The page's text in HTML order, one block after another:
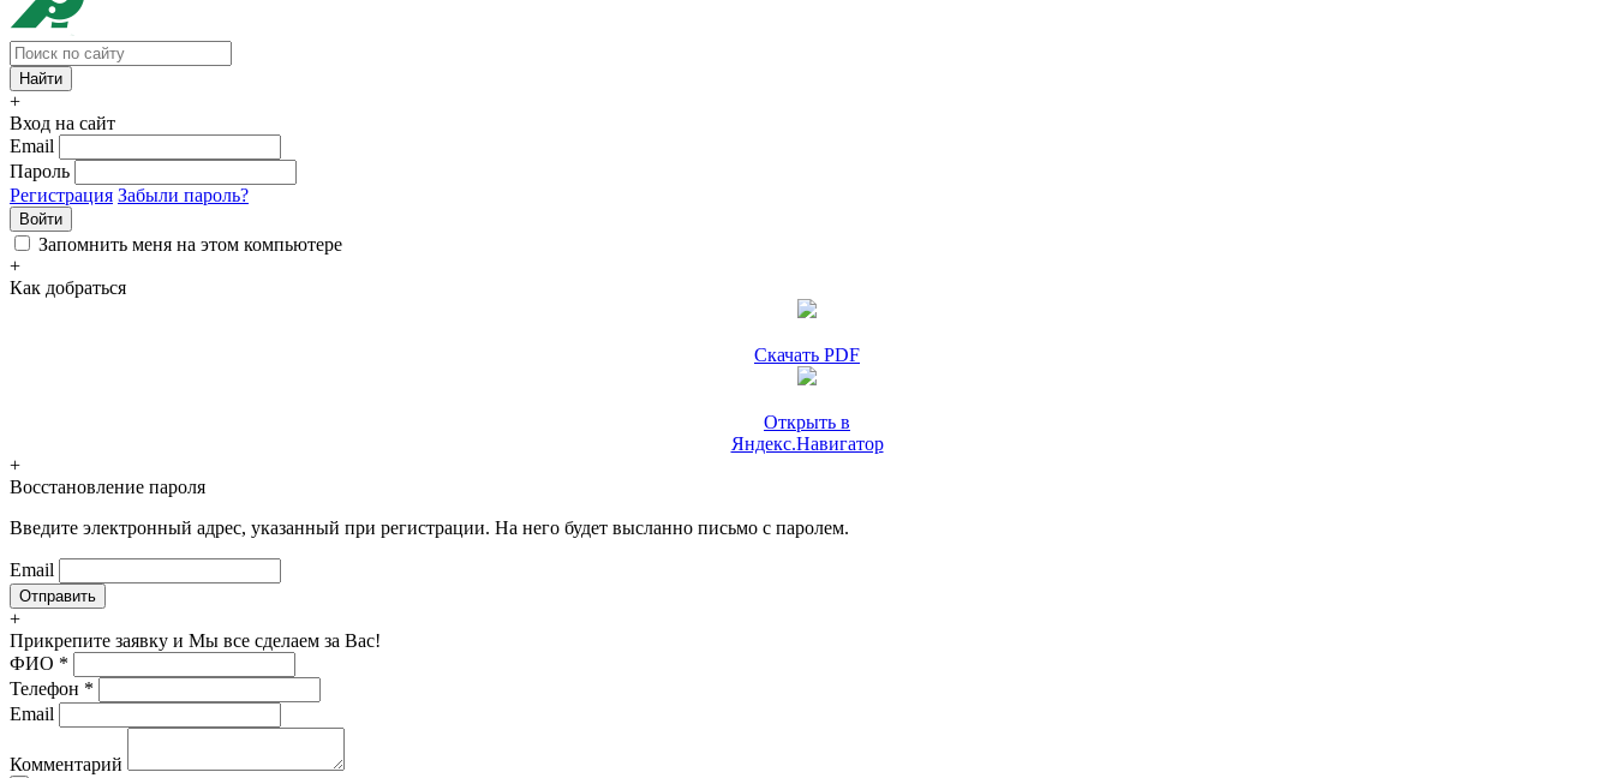
+
Вход на сайт
Email
Пароль
Регистрация Забыли пароль?
Войти
Запомнить меня на этом компьютере
+
Как добраться
Скачать PDF
Открыть в
Яндекс.Навигатор
+
Восстановление пароля
Введите электронный адрес, указанный при регистрации. На него будет высланно письмо с паролем.
Email
+
Прикрепите заявку и Мы все сделаем за Вас!
ФИО *
Телефон *
Email
Комментарий